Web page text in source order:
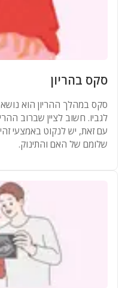
סקס בהריון
סקס במהלך ההריון הוא
לגביו. חשוב לציין שברוב
עם זאת, יש לנקוט באמצעי
שלומם של האם והתינוק.